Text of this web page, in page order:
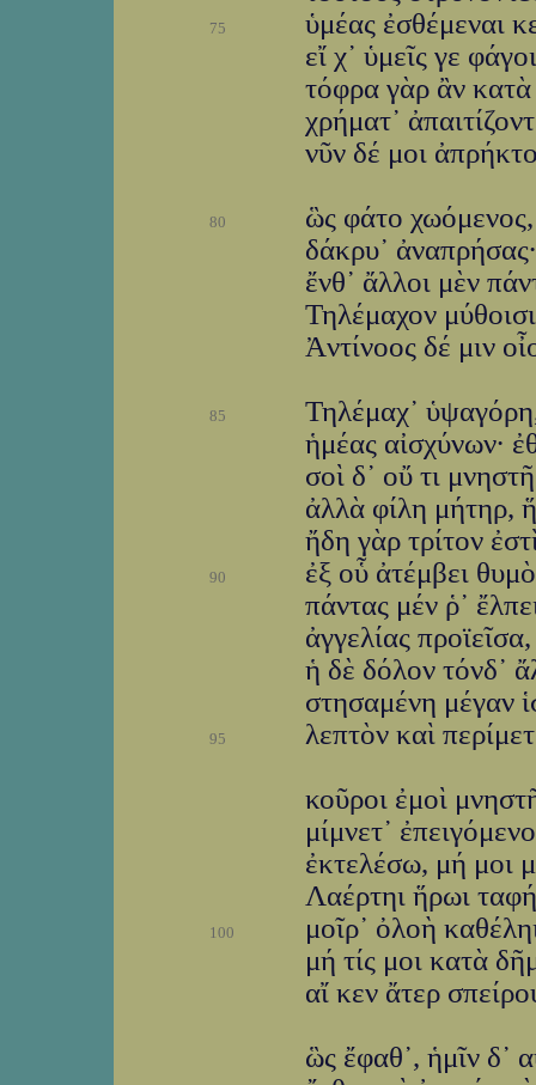
75
ὑμέας ἐσθέμεναι
εἴ χ᾽ ὑμεῖς γε
τόφρα γὰρ ἂν
χρήματ᾽
νῦν δέ μοι
80
ὣς φάτο
δάκρυ᾽
ἔνθ᾽ ἄλλοι μὲν
Τηλέμαχον
Ἀντίνοος δέ μιν
85
Τηλέμαχ᾽
ἡμέας αἰσχύνων·
σοὶ δ᾽ οὔ τι
ἀλλὰ φίλη μήτηρ,
ἤδη γὰρ τρίτον
90
ἐξ οὗ ἀτέμβει
πάντας μέν ῥ᾽
ἀγγελίας
ἡ δὲ δόλον τόνδ᾽
στησαμένη μέγαν
95
λεπτὸν καὶ
κοῦροι ἐμοὶ
μίμνετ᾽
ἐκτελέσω, μή μοι
Λαέρτηι ἥρωι
100
μοῖρ᾽ ὀλοὴ
μή τίς μοι κατὰ
αἴ κεν ἄτερ
ὣς ἔφαθ᾽, ἡμῖν δ᾽